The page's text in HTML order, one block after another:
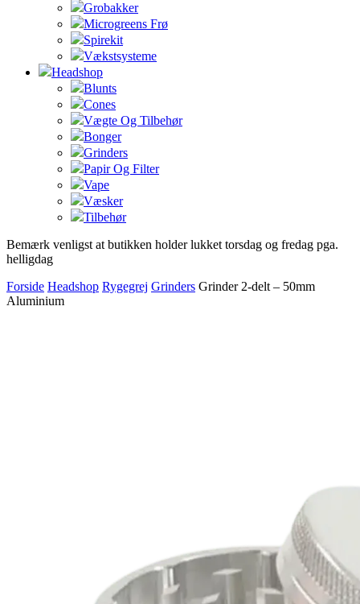
Grobakker
Microgreens Frø
Spirekit
Vækstsysteme
Headshop
Blunts
Cones
Vægte Og Tilbehør
Bonger
Grinders
Papir Og Filter
Vape
Væsker
Tilbehør
Bemærk venligst at butikken holder lukket torsdag og fredag pga.
helligdag
Forside Headshop Rygegrej Grinders Grinder 2-delt – 50mm
Aluminium